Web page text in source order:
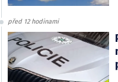
před 12 hodinami